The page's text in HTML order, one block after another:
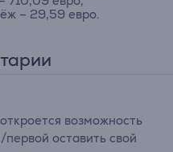
– 29,59 евро.
возможность
оставить свой